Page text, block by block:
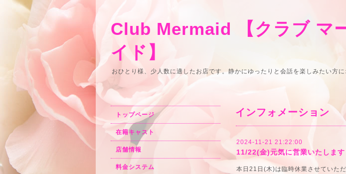
Club Mermaid 【クラブ マ
イド】
おひとり様、少人数に適したお店です。静かにゆったりと会話を楽しみたい方に
インフォメーション
2024-11-21 21:22:00
11/22(金)元気に営業いたします
本日21日(木)は臨時休業させていただ
トップページ
在籍キャスト
店舗情報
料金システム